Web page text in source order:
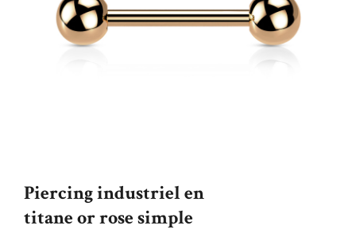
Piercing industriel en
titane or rose simple